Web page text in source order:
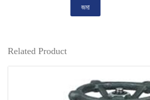
জমা
Related Product